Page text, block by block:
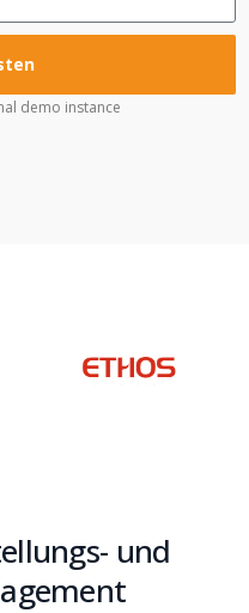
demo instance
und